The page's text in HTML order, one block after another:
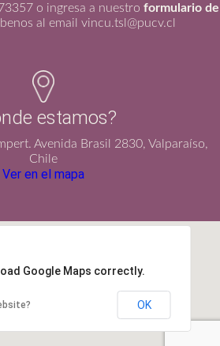
o ingresa a nuestro formulario de
al email vincu.tsl@pucv.cl
estamos?
Avenida Brasil 2830, Valparaíso,
Chile
Ver en el mapa
Google Maps correctly.
OK